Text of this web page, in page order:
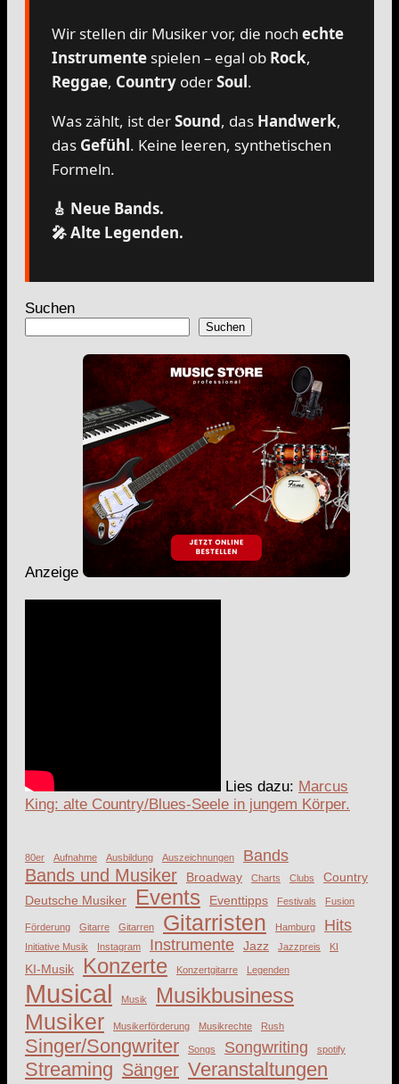
Wir stellen dir Musiker vor, die nochechte
Instrumente spielen – egal ob Rock,
Reggae, Country oderSoul.
Was zählt, ist derSound, das Handwerk,
das Gefühl. Keine leeren, synthetischen
Formeln.
🎸 Neue Bands.
🎤 Alte Legenden.
Suchen
Suchen
Anzeige
Lies dazu: Marcus
King: alte Country/Blues-Seele in jungem Körper.
80er Aufnahme Ausbildung Auszeichnungen Bands
Bands und Musiker Broadway Charts Clubs
Country
Deutsche Musiker
Events Eventtipps Festivals Fusion
Förderung Gitarre Gitarren Gitarristen Hamburg Hits
Initiative Musik Instagram Instrumente Jazz Jazzpreis KI
KI-Musik Konzerte Konzertgitarre Legenden
Musical Musik Musikbusiness
Musiker Musikerförderung Musikrechte Rush
Singer/Songwriter Songs Songwriting spotify
Streaming Sänger Veranstaltungen